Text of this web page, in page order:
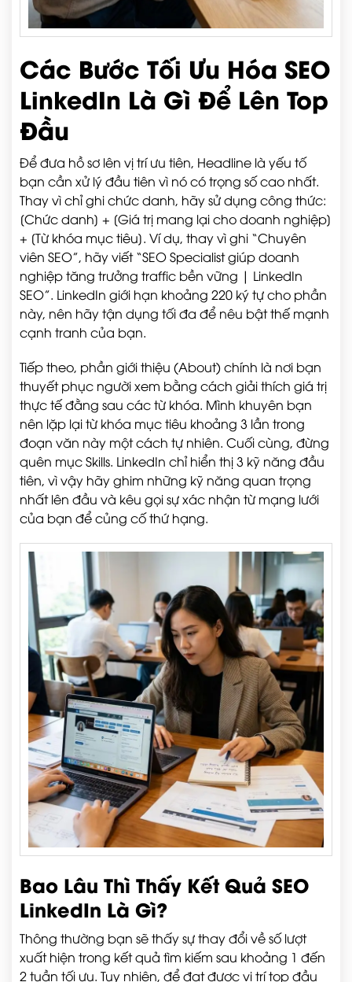
Các Bước Tối Ưu Hóa SEO
LinkedIn Là Gì Để Lên Top
Đầu
Để đưa hồ sơ lên vị trí ưu tiên, Headline là yếu tố
bạn cần xử lý đầu tiên vì nó có trọng số cao nhất.
Thay vì chỉ ghi chức danh, hãy sử dụng công thức:
[Chức danh] + [Giá trị mang lại cho doanh nghiệp]
+ [Từ khóa mục tiêu]. Ví dụ, thay vì ghi “Chuyên
viên SEO”, hãy viết “SEO Specialist giúp doanh
nghiệp tăng trưởng traffic bền vững | LinkedIn
SEO”. LinkedIn giới hạn khoảng 220 ký tự cho phần
này, nên hãy tận dụng tối đa để nêu bật thế mạnh
cạnh tranh của bạn.
Tiếp theo, phần giới thiệu (About) chính là nơi bạn
thuyết phục người xem bằng cách giải thích giá trị
thực tế đằng sau các từ khóa. Mình khuyên bạn
nên lặp lại từ khóa mục tiêu khoảng 3 lần trong
đoạn văn này một cách tự nhiên. Cuối cùng, đừng
quên mục Skills. LinkedIn chỉ hiển thị 3 kỹ năng đầu
tiên, vì vậy hãy ghim những kỹ năng quan trọng
nhất lên đầu và kêu gọi sự xác nhận từ mạng lưới
của bạn để củng cố thứ hạng.
Bao Lâu Thì Thấy Kết Quả SEO
LinkedIn Là Gì?
Thông thường bạn sẽ thấy sự thay đổi về số lượt
xuất hiện trong kết quả tìm kiếm sau khoảng 1 đến
2 tuần tối ưu. Tuy nhiên, để đạt được vị trí top đầu